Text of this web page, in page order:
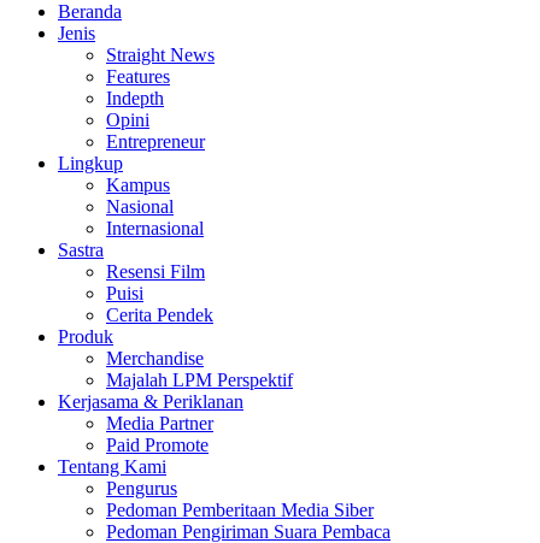
Beranda
Jenis
Straight News
Features
Indepth
Opini
Entrepreneur
Lingkup
Kampus
Nasional
Internasional
Sastra
Resensi Film
Puisi
Cerita Pendek
Produk
Merchandise
Majalah LPM Perspektif
Kerjasama & Periklanan
Media Partner
Paid Promote
Tentang Kami
Pengurus
Pedoman Pemberitaan Media Siber
Pedoman Pengiriman Suara Pembaca